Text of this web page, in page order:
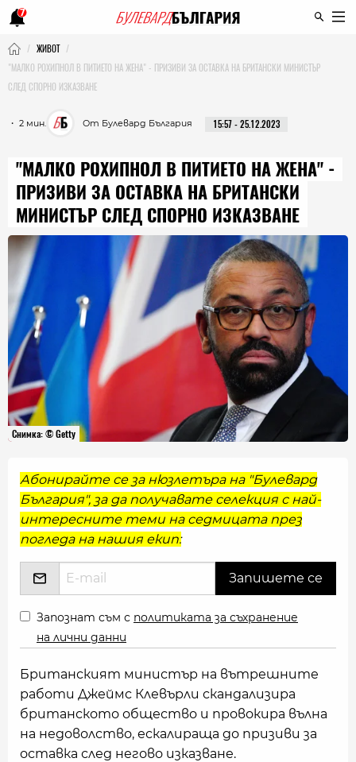
7
ЖИВОТ
"МАЛКО РОХИПНОЛ В ПИТИЕТО НА ЖЕНА" - ПРИЗИВИ ЗА ОСТАВКА НА БРИТАНСКИ МИНИСТЪР
СЛЕД СПОРНО ИЗКАЗВАНЕ
・ 2 мин. От Булевард България 15:57 - 25.12.2023
"МАЛКО РОХИПНОЛ В ПИТИЕТО НА ЖЕНА" -
ПРИЗИВИ ЗА ОСТАВКА НА БРИТАНСКИ
МИНИСТЪР СЛЕД СПОРНО ИЗКАЗВАНЕ
Снимка: © Getty
Абонирайте се за нюзлетъра на "Булевард
България", за да получавате селекция с най-
интересните теми на седмицата през
погледа на нашия екип:
Запознат съм с политиката за съхранение
на лични данни
Британският министър на вътрешните
работи Джеймс Клевърли скандализира
британското общество и провокира вълна
на недоволство, ескалираща до призиви за
оставка след негово изказване.